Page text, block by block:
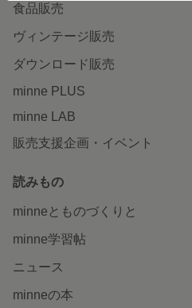
食品販売
ヴィンテージ販売
ダウンロード販売
minne PLUS
minne LAB
販売支援企画・イベント
読みもの
minneとものづくりと
minne学習帖
ニュース
minneの本